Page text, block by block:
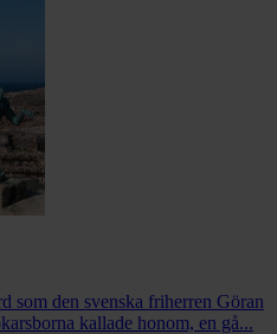
som den svenska friherren Göran
kallade honom, en gå...